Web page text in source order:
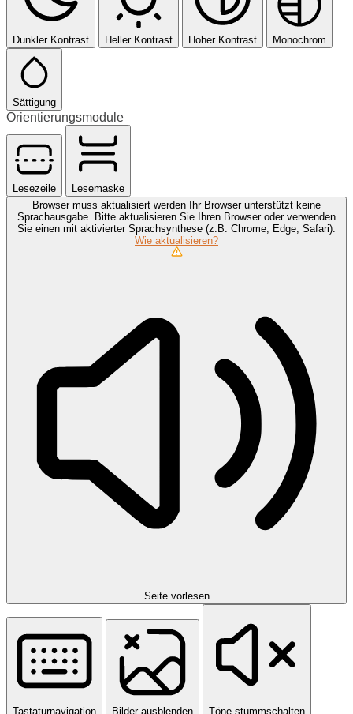
Dunkler Kontrast Heller Kontrast Hoher Kontrast Monochrom
Sättigung
Orientierungsmodule
Lesezeile
Lesemaske
Browser muss aktualisiert werden
Ihr Browser unterstützt keine
Sprachausgabe. Bitte aktualisieren Sie Ihren Browser oder verwenden
Sie einen mit aktivierter Sprachsynthese (z.B. Chrome, Edge, Safari).
Wie aktualisieren?
Seite vorlesen
Tastaturnavigation Bilder ausblenden Töne stummschalten